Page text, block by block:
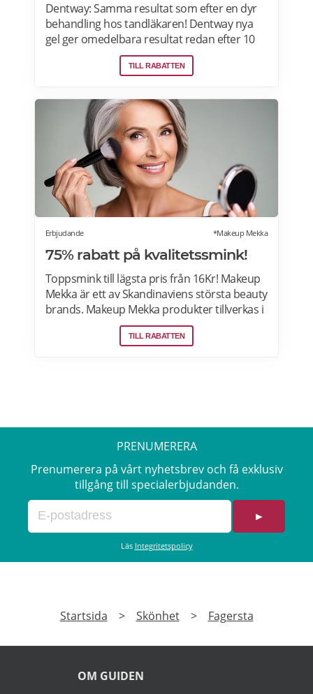
Dentway: Samma resultat som efter en dyr
behandling hos tandläkaren! Dentway nya
gel ger omedelbara resultat redan efter 10
minuter och verkar helt utan ilningar eller
irritation i tänderna. Den stärker även
Passar dig som har normalt till känsligt
tandkött eller tunn emalj eftersom
sammansättningen är helt PH-neutral vilket
gör att den inte skadar dina tänder eller
tandkött. Samma behandlingsmetod som
hos tandläkaren, men 70-95 % billigare. Läs
mer om Dentway Starter Kit här.
TILL RABATTEN
Erbjudande *Makeup Mekka
75% rabatt på kvalitetssmink!
Toppsmink till lägsta pris från 16Kr! Makeup
Mekka är ett av Skandinaviens största beauty
brands. Makeup Mekka produkter tillverkas i
samma fabriker som stora internationella
beauty brands. Fri frakt över 299:- Läs mer
TILL RABATTEN
PRENUMERERA
Prenumerera på vårt nyhetsbrev och få exklusiv
tillgång till specialerbjudanden.
►
Läs Integritetspolicy
Startsida > Skönhet > Fagersta
OM GUIDEN